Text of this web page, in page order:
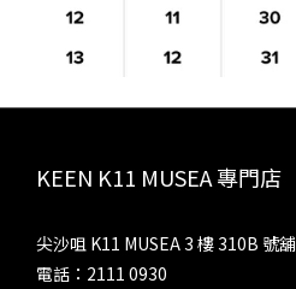
KEEN K11 MUSEA 專門店
尖沙咀 K11 MUSEA 3 樓 310B 號舖
電話：2111 0930